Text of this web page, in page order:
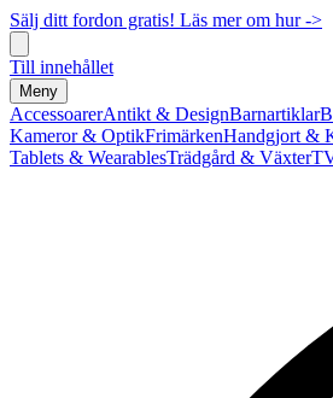
Sälj ditt fordon gratis! Läs mer om hur ->
Till innehållet
Meny
AccessoarerAntikt & DesignBarnartiklar
Kameror & OptikFrimärkenHandgjort &
Tablets & WearablesTrädgård & Växter